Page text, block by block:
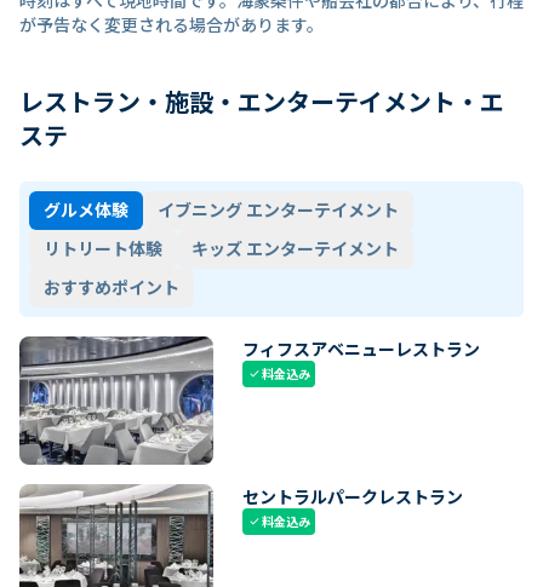
が予告なく変更される場合があります。
レストラン・施設・エンターテイメント・エ
ステ
グルメ体験
イブニング エンターテイメント
リトリート体験
キッズ エンターテイメント
おすすめポイント
フィフスアベニューレストラン
check料金込み
セントラルパークレストラン
check料金込み